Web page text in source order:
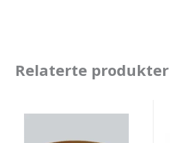
Relaterte produkter
målebånd